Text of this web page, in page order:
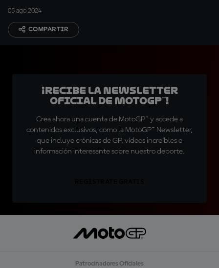
05 ago 2024
COMPARTIR
¡Recibe la Newsletter
oficial de MotoGP™!
Crea ahora una cuenta de MotoGP™ y accede a
contenidos exclusivos, como la MotoGP™ Newsletter,
que incluye crónicas de GP, vídeos increíbles e
información interesante sobre nuestro deporte.
Patrocinadores Oficiales